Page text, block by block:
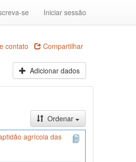
se Iniciar sessão
contato Compartilhar
Adicionar dados
Ordenar
agrícola das